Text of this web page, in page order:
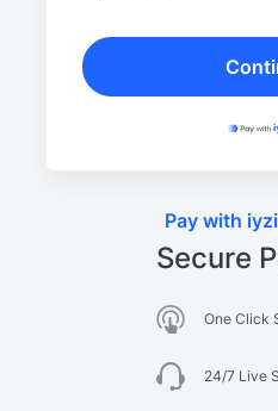
Pay with
Secure
One Click
24/7 Live